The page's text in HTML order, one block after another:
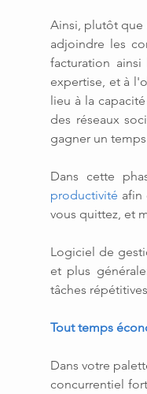
Ainsi, plutôt que
adjoindre les
facturation
expertise, et à
lieu à la
des réseaux
gagner un
Dans cette
productivité afin
vous quittez, et
Logiciel de
et plus
tâches
Tout temps
Dans votre
concurrentiel